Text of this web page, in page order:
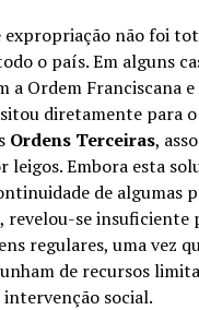
expropriação não foi
o país. Em alguns
a Ordem Franciscana
diretamente para o
Ordens Terceiras,
leigos. Embora esta
de algumas
revelou-se insuficiente
regulares, uma vez
de recursos
intervenção social.